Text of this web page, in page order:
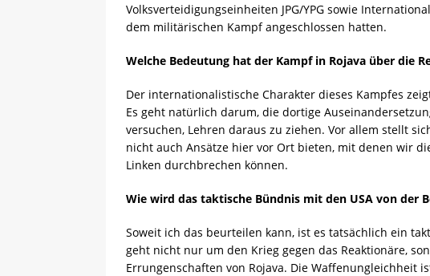
Volksverteidigungseinheiten JPG/YPG sowie
dem militärischen Kampf angeschlossen hatten.
Welche Bedeutung hat der Kampf in Rojava über die
Der internationalistische Charakter dieses Kampfes
Es geht natürlich darum, die dortige
versuchen, Lehren daraus zu ziehen. Vor allem stellt
nicht auch Ansätze hier vor Ort bieten, mit denen wir
Linken durchbrechen können.
Wie wird das taktische Bündnis mit den USA von der
Soweit ich das beurteilen kann, ist es tatsächlich ein
geht nicht nur um den Krieg gegen das Reaktionäre,
Errungenschaften von Rojava. Die Waffenungleichheit